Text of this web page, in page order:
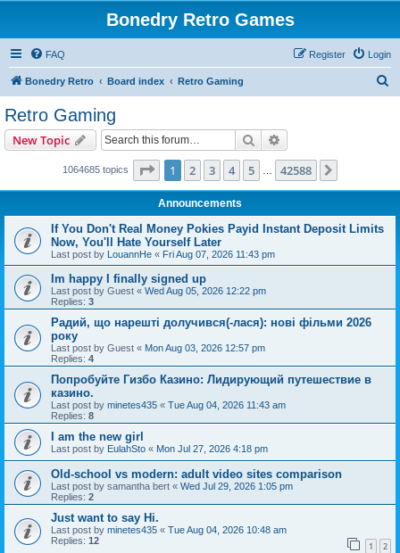
Bonedry Retro Games
FAQ Login
Register
Bonedry Retro Board index Retro Gaming
Retro Gaming
New Topic Search
1064685 topics Page 1of 42588
1 2 3 4 5 42588
Announcements
If You Don't Real Money Pokies Payid Instant Deposit Limits
Now, You'll Hate Yourself Later
Last post by LouannHe « Fri Aug 07, 2026 11:43 pm
Im happy I finally signed up
Last post by Guest « Wed Aug 05, 2026 12:22 pm
Replies: 3
Радий, що нарешті долучився(-лася): нові фільми 2026
року
Last post by Guest « Mon Aug 03, 2026 12:57 pm
Replies: 4
Попробуйте Гизбо Казино: Лидирующий путешествие в
казино.
Last post by minetes435 « Tue Aug 04, 2026 11:43 am
Replies: 8
I am the new girl
Last post by EulahSto « Mon Jul 27, 2026 4:18 pm
Old-school vs modern: adult video sites comparison
Last post by samantha bert « Wed Jul 29, 2026 1:05 pm
Replies: 2
Just want to say Hi.
Last post by minetes435 « Tue Aug 04, 2026 10:48 am
Replies: 12 1 2